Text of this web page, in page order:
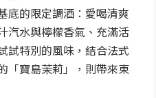
底的限定調酒：愛喝清爽
汽水與檸檬香氣、充滿活
試特別的風味，結合法式
「寶島茉莉」，則帶來東